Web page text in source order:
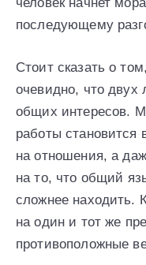
последующему
Стоит сказать о
очевидно, что
общих интересов.
работы становится
на отношения, а
на то, что общий
сложнее находить.
на один и тот же
противоположные